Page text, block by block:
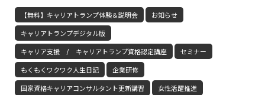
【無料】キャリアトランプ体験＆説明会 お知らせ
キャリアトランプデジタル版
キャリア支援 / キャリアトランプ資格認定講座 セミナー
もくもくワクワク人生日記 企業研修
国家資格キャリアコンサルタント更新講習 女性活躍推進